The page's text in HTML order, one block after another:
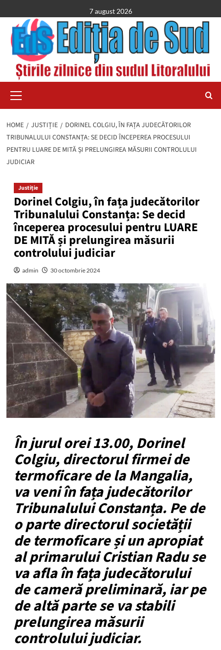
to
content
7 august 2026
Menu
HOME JUSTIȚIE
DORINEL COLGIU, ÎN FAȚA JUDECĂTORILOR
TRIBUNALULUI CONSTANȚA: SE DECID ÎNCEPEREA PROCESULUI
PENTRU LUARE DE MITĂ ȘI PRELUNGIREA MĂSURII CONTROLULUI
JUDICIAR
Justiție
Dorinel Colgiu, în fața judecătorilor
Tribunalului Constanța: Se decid
începerea procesului pentru LUARE
DE MITĂ și prelungirea măsurii
controlului judiciar
admin 30 octombrie 2024
În jurul orei 13.00, Dorinel
Colgiu, directorul firmei de
termoficare de la Mangalia,
va veni în fața judecătorilor
Tribunalului Constanța. Pe de
o parte directorul societății
de termoficare și un apropiat
al primarului CristianRaduse
va afla în fața judecătorului
de cameră preliminară, iar pe
de altă parte se va stabili
prelungirea măsurii
controlului judiciar.